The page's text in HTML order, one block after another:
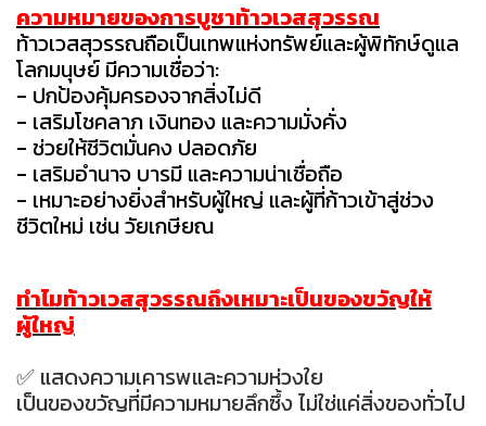
ความหมายของการบูชาท้าวเวสสุวรรณ
ท้าวเวสสุวรรณถือเป็นเทพแห่งทรัพย์และผู้พิทักษ์ดูแล
โลกมนุษย์ มีความเชื่อว่า:
- ปกป้องคุ้มครองจากสิ่งไม่ดี
- เสริมโชคลาภ เงินทอง และความมั่งคั่ง
- ช่วยให้ชีวิตมั่นคง ปลอดภัย
- เสริมอำนาจ บารมี และความน่าเชื่อถือ
- เหมาะอย่างยิ่งสำหรับผู้ใหญ่ และผู้ที่ก้าวเข้าสู่ช่วง
ชีวิตใหม่ เช่น วัยเกษียณ
ทำไมท้าวเวสสุวรรณถึงเหมาะเป็นของขวัญให้
ผู้ใหญ่
✅ แสดงความเคารพและความห่วงใย
เป็นของขวัญที่มีความหมายลึกซึ้ง ไม่ใช่แค่สิ่งของทั่วไป